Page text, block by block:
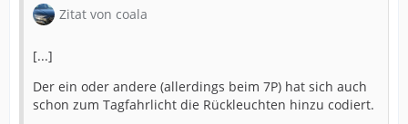
Zitat von coala
[...]
Der ein oder andere (allerdings beim 7P) hat sich auch
schon zum Tagfahrlicht die Rückleuchten hinzu codiert.